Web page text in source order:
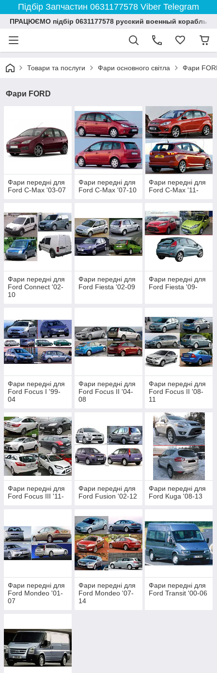
Підбір Запчастин 0631177578 Viber Telegram
ПРАЦЮЄМО підбір 0631177578 русский военный корабль
Товари та послуги Фари основного світла Фари
Фари FORD
Фари передні для
Ford C-Max '03-07
Фари передні для
Ford C-Max '07-10
Фари передні для
Ford C-Max '11-
Фари передні для
Ford Connect '02-
10
Фари передні для
Ford Fiesta '02-09
Фари передні для
Ford Fiesta '09-
Фари передні для
Ford Focus I '99-
04
Фари передні для
Ford Focus II '04-
08
Фари передні для
Ford Focus II '08-
11
Фари передні для
Ford Focus III '11-
Фари передні для
Ford Fusion '02-12
Фари передні для
Ford Kuga '08-13
Фари передні для
Ford Mondeo '01-
07
Фари передні для
Ford Mondeo '07-
14
Фари передні для
Ford Transit '00-06